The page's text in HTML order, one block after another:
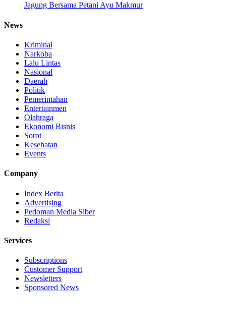
Jagung Bersama Petani Ayu Makmur
News
Kriminal
Narkoba
Lalu Lintas
Nasional
Daerah
Politik
Pemerintahan
Entertainmen
Olahraga
Ekonomi Bisnis
Sorot
Kesehatan
Events
Company
Index Berita
Advertising
Pedoman Media Siber
Redaksi
Services
Subscriptions
Customer Support
Newsletters
Sponsored News